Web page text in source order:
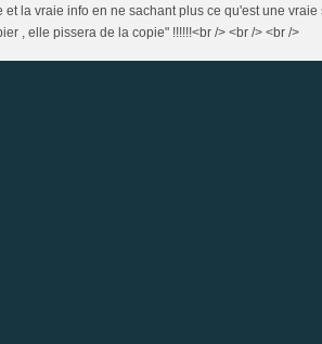
la vraie info en ne sachant plus ce qu'est une vraie
, elle pissera de la copie" !!!!!!<br /> <br /> <br />